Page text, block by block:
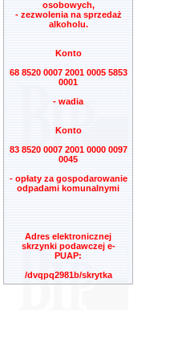
osobowych,
- zezwolenia na sprzedaż
alkoholu.
Konto
68 8520 0007 2001 0005 5853
0001
- wadia
Konto
83 8520 0007 2001 0000 0097
0045
- opłaty za gospodarowanie
odpadami komunalnymi
Adres elektronicznej
skrzynki podawczej e-
PUAP:
/dvqpq2981b/skrytka